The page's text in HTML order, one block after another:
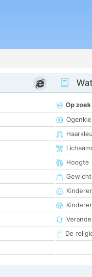
Op
Hoogte
Gewicht
De